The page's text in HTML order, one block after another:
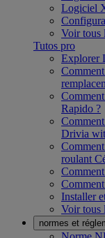
Logiciel
Voir tous
Tutos pro
Explorer
Rapido ?
Drivia
roulant
Installer
Voir tous
normes et